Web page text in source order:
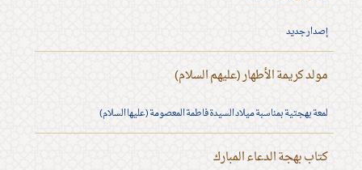
إصدار جديد
مولد كريمة الأطهار (عليهم السلام)
لمعة بهجتية بمناسبة ميلاد السيدة فاطمة المعصومة (عليها السلام)
كتاب بهجة الدعاء المبارك